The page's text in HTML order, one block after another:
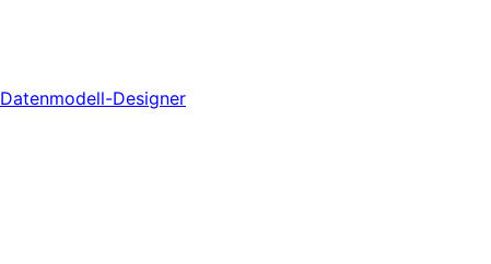
Datenmodell-Designer